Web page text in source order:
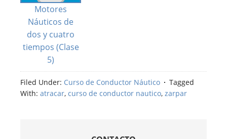
Motores
Náuticos de
dos y cuatro
tiempos (Clase
5)
Filed Under: Curso de Conductor Náutico
Tagged
With: atracar, curso de conductor nautico, zarpar